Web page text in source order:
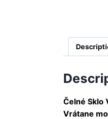
Čelné Sklo
Vrátane